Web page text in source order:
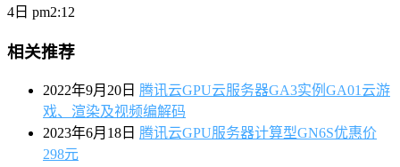
4日 pm2:12
相关推荐
2022年9月20日 腾讯云GPU云服务器GA3实例GA01云游
戏、渲染及视频编解码
2023年6月18日 腾讯云GPU服务器计算型GN6S优惠价
298元